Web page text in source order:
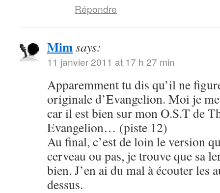
Répondre
Mimsays:
11 janvier 2011 at 17 h 27 min
Apparemment tu dis qu’il ne
originale d’Evangelion. Moi je
car il est bien sur mon O.S.T de
Evangelion… (piste 12)
Au final, c’est de loin le version
cerveau ou pas, je trouve que sa
bien. J’en ai du mal à écouter les
dessus.